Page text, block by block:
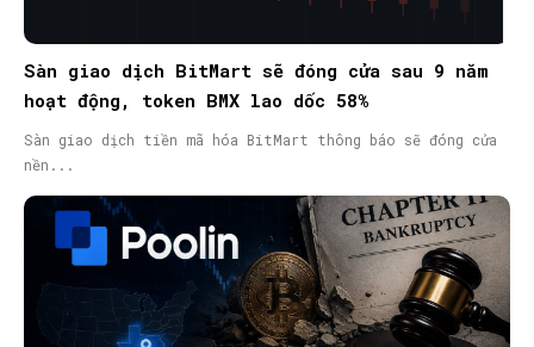
Sàn giao dịch BitMart sẽ đóng cửa sau 9 năm
hoạt động, token BMX lao dốc 58%
Sàn giao dịch tiền mã hóa BitMart thông báo sẽ đóng cửa
nền...